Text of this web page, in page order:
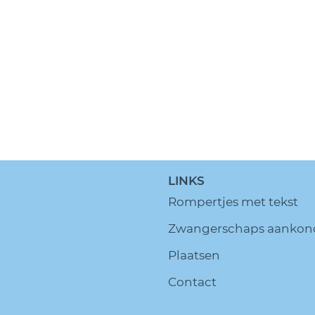
LINKS
Rompertjes met tekst
Zwangerschaps
Plaatsen
Contact